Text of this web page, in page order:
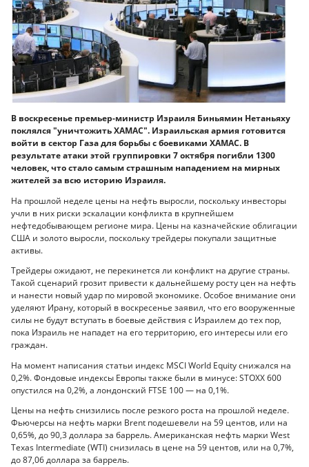
В воскресенье премьер-министр Израиля Биньямин Нетаньяху
поклялся "уничтожить ХАМАС". Израильская армия готовится
войти в сектор Газа для борьбы с боевиками ХАМАС. В
результате атаки этой группировки 7 октября погибли 1300
человек, что стало самым страшным нападением на мирных
жителей за всю историю Израиля.
На прошлой неделе цены на нефть выросли, поскольку инвесторы
учли в них риски эскалации конфликта в крупнейшем
нефтедобывающем регионе мира. Цены на казначейские облигации
США и золото выросли, поскольку трейдеры покупали защитные
активы.
Трейдеры ожидают, не перекинется ли конфликт на другие страны.
Такой сценарий грозит привести к дальнейшему росту цен на нефть
и нанести новый удар по мировой экономике. Особое внимание они
уделяют Ирану, который в воскресенье заявил, что его вооруженные
силы не будут вступать в боевые действия с Израилем до тех пор,
пока Израиль не нападет на его территорию, его интересы или его
граждан.
На момент написания статьи индекс MSCI World Equity снижался на
0,2%. Фондовые индексы Европы также были в минусе: STOXX 600
опустился на 0,2%, а лондонский FTSE 100 — на 0,1%.
Цены на нефть снизились после резкого роста на прошлой неделе.
Фьючерсы на нефть марки Brent подешевели на 59 центов, или на
0,65%, до 90,3 доллара за баррель. Американская нефть марки West
Texas Intermediate (WTI) снизилась в цене на 59 центов, или на 0,7%,
до 87,06 доллара за баррель.